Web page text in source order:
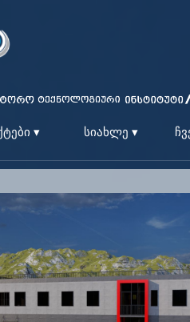
▾ სიახლე ▾